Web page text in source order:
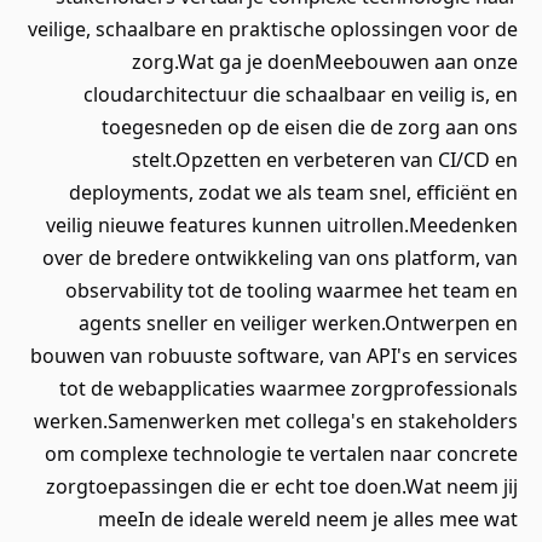
veilige, schaalbare en praktische oplossingen voor de
zorg.Wat ga je doenMeebouwen aan onze
cloudarchitectuur die schaalbaar en veilig is, en
toegesneden op de eisen die de zorg aan ons
stelt.Opzetten en verbeteren van CI/CD en
deployments, zodat we als team snel, efficiënt en
veilig nieuwe features kunnen uitrollen.Meedenken
over de bredere ontwikkeling van ons platform, van
observability tot de tooling waarmee het team en
agents sneller en veiliger werken.Ontwerpen en
bouwen van robuuste software, van API's en services
tot de webapplicaties waarmee zorgprofessionals
werken.Samenwerken met collega's en stakeholders
om complexe technologie te vertalen naar concrete
zorgtoepassingen die er echt toe doen.Wat neem jij
meeIn de ideale wereld neem je alles mee wat